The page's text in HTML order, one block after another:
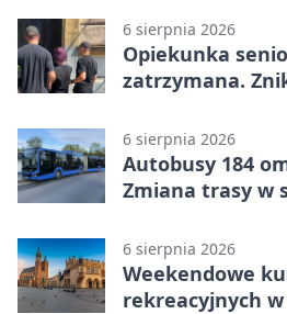
6 sierpnia 2026
Opiekunka
zatrzymana.
6 sierpnia 2026
Autobusy 184
Zmiana trasy w
6 sierpnia 2026
Weekendowe
rekreacyjnych w